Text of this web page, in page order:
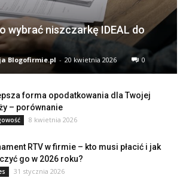
wybrać niszczarkę IDEAL do
Blogofirmie.pl - 20 kwietnia 2026 0
forma opodatkowania dla Twojej
– porównanie
8 kwietnia 2026
RTV w firmie – kto musi płacić i jak
go w 2026 roku?
31 stycznia 2026